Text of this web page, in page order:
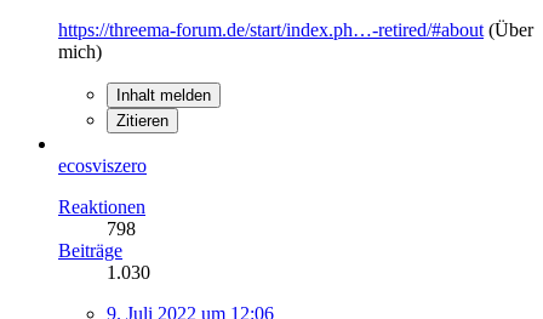
https://threema-forum.de/start/index.ph…-retired/#about (Über
mich)
Inhalt melden
Zitieren
ecosviszero
Reaktionen
798
Beiträge
1.030
9. Juli 2022 um 12:06